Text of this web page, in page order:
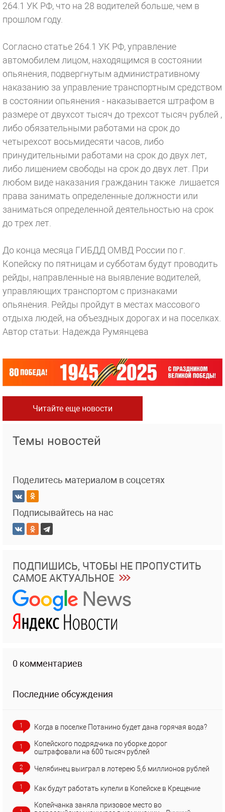
264.1 УК РФ, что на 28 водителей больше, чем в
прошлом году.
Согласно статье 264.1 УК РФ, управление
автомобилем лицом, находящимся в состоянии
опьянения, подвергнутым административному
наказанию за управление транспортным средством
в состоянии опьянения - наказывается штрафом в
размере от двухсот тысяч до трехсот тысяч рублей ,
либо обязательными работами на срок до
четырехсот восьмидесяти часов, либо
принудительными работами на срок до двух лет,
либо лишением свободы на срок до двух лет. При
любом виде наказания гражданин также лишается
права занимать определенные должности или
заниматься определенной деятельностью на срок
до трех лет.
До конца месяца ГИБДД ОМВД России по г.
Копейску по пятницам и субботам будут проводить
рейды, направленные на выявление водителей,
управляющих транспортом с признаками
опьянения. Рейды пройдут в местах массового
отдыха людей, на объездных дорогах и на поселках.
Автор статьи: Надежда Румянцева
Читайте еще новости
Темы новостей
Поделитесь материалом в соцсетях
Подписывайтесь на нас
ПОДПИШИСЬ, ЧТОБЫ НЕ ПРОПУСТИТЬ
САМОЕ АКТУАЛЬНОЕ
0 комментариев
Последние обсуждения
1 Когда в поселке Потанино будет дана горячая вода?
1
Копейского подрядчика по уборке дорог
оштрафовали на 600 тысяч рублей
2 Челябинец выиграл в лотерею 5,6 миллионов рублей
1 Как будут работать купели в Копейске в Крещение
Копейчанка заняла призовое место во